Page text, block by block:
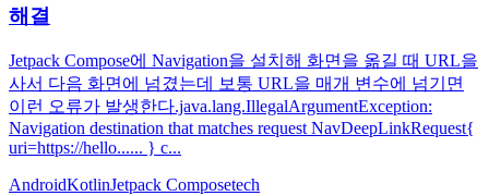
해결
Jetpack Compose에 Navigation을 설치해 화면을 옮길 때 URL을
사서 다음 화면에 넘겼는데 보통 URL을 매개 변수에 넘기면
이런 오류가 발생한다.java.lang.IllegalArgumentException:
Navigation destination that matches request NavDeepLinkRequest{
uri=https://hello...... } c...
AndroidKotlinJetpack Composetech